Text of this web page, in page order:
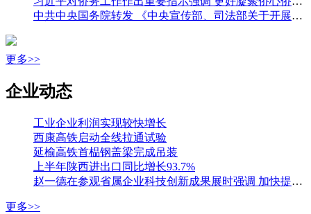
中共中央国务院转发 《中央宣传部、司法部关于开展法治宣传教育的第九个五年规划（二〇二六—二〇三〇年）》
更多>>
企业动态
工业企业利润实现较快增长
西康高铁启动全线拉通试验
延榆高铁首榀钢盖梁完成吊装
上半年陕西进出口同比增长93.7%
赵一德在参观省属企业科技创新成果展时强调 加快提升国有企业创新能力 为科技强省建设贡献更大力量 邢善萍参加
更多>>